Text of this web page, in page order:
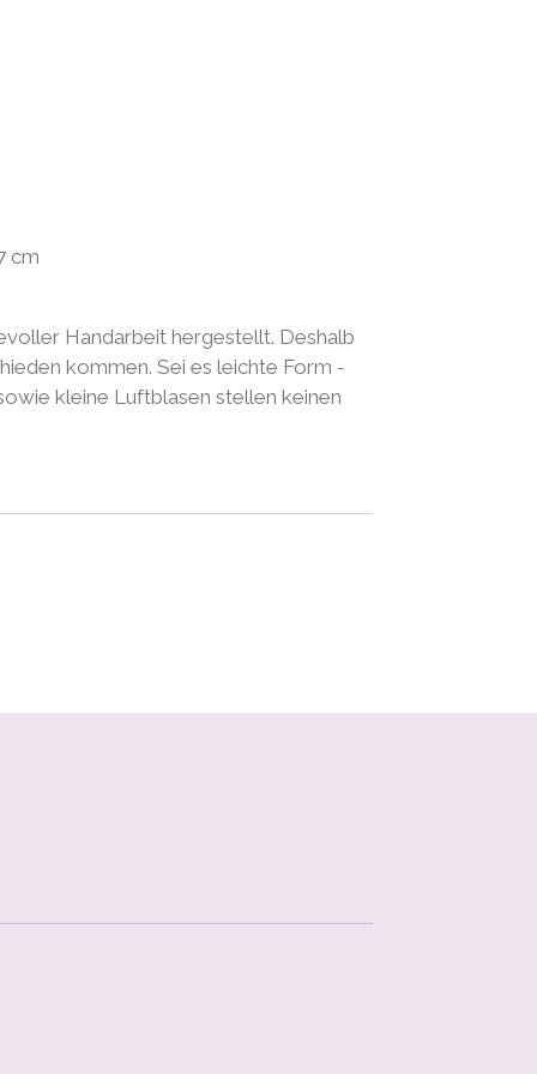
cm
Handarbeit hergestellt. Deshalb
kommen. Sei es leichte Form -
kleine Luftblasen stellen keinen